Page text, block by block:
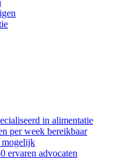
in alimentatie
per week bereikbaar
mogelijk
ervaren advocaten